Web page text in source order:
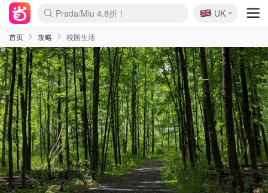
麦卢卡蜂蜜夏促！个位数！
Prada/Miu 4.8折！
啥？必胜客披萨5折！
🇬🇧
UK
首页 攻略 校园生活